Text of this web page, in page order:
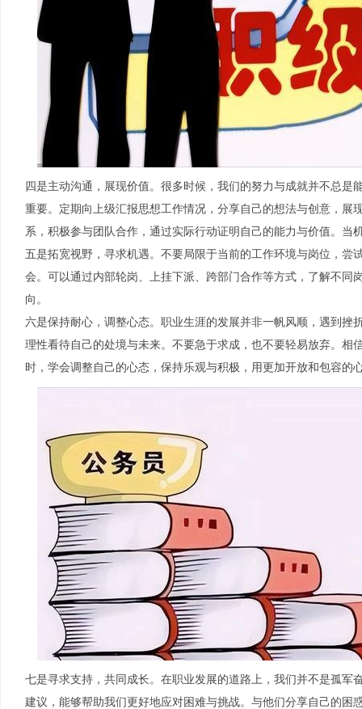
四是主动沟通，展现价值。很多时候，我们的努力与成就并不总是
重要。定期向上级汇报思想工作情况，分享自己的想法与创意，展
系，积极参与团队合作，通过实际行动证明自己的能力与价值。当
五是拓宽视野，寻求机遇。不要局限于当前的工作环境与岗位，尝
会。可以通过内部轮岗、上挂下派、跨部门合作等方式，了解不同
向。
六是保持耐心，调整心态。职业生涯的发展并非一帆风顺，遇到挫
理性看待自己的处境与未来。不要急于求成，也不要轻易放弃。相
时，学会调整自己的心态，保持乐观与积极，用更加开放和包容的
七是寻求支持，共同成长。在职业发展的道路上，我们并不是孤军
建议，能够帮助我们更好地应对困难与挑战。与他们分享自己的困